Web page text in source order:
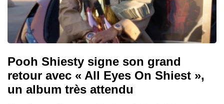
Pooh Shiesty signe son grand
retour avec « All Eyes On Shiest »,
un album très attendu